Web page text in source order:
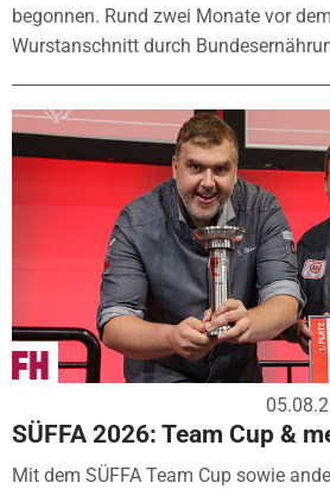
begonnen. Rund zwei Monate vor
Wurstanschnitt durch
SÜFFA 2026: Team Cup &
Mit dem SÜFFA Team Cup sowie